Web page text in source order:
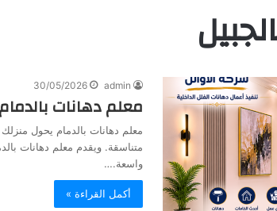
admin
30/05/2026
معلم دهانات بالدمام
معلم دهانات بالدمام يحول
متناسقة. ويقدم معلم دهانات
واسعة.…
أكمل القراءة »
الافران بالدمام
35%
شركة تنظيف
خصم 35%